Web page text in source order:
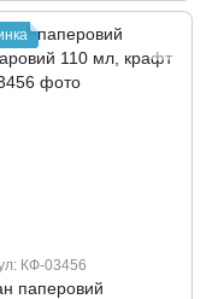
КФ-03456
паперовий